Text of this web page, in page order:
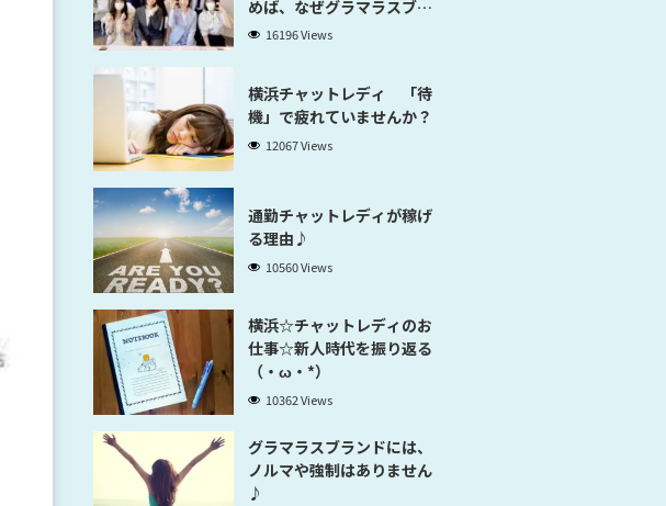
めば、なぜグラマラスブラ
ンド横浜だと稼げるのかが
16196 Views
横浜チャットレディ 「待
機」で疲れていませんか？
12067 Views
通勤チャットレディが稼げ
る理由♪
10560 Views
横浜☆チャットレディのお
仕事☆新人時代を振り返る
（・ω・*）
10362 Views
グラマラスブランドには、
ノルマや強制はありません
♪